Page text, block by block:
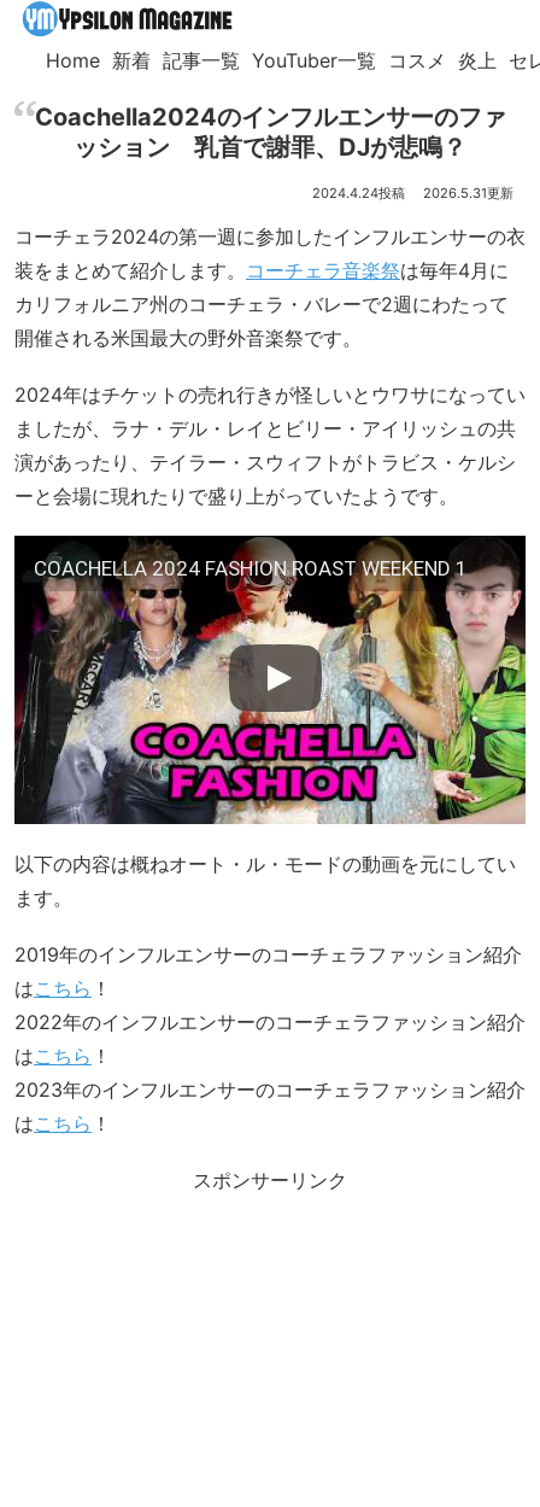
Home 新着 記事一覧 YouTuber一覧 コスメ 炎上 セ
Coachella2024のインフルエンサーのファ
ッション 乳首で謝罪、DJが悲鳴？
2024.4.24 2026.5.31
コーチェラ2024の第一週に参加したインフルエンサーの衣
装をまとめて紹介します。 コーチェラ音楽祭は毎年4月に
カリフォルニア州のコーチェラ・バレーで2週にわたって
開催される米国最大の野外音楽祭です。
2024年はチケットの売れ行きが怪しいとウワサになってい
ましたが、ラナ・デル・レイとビリー・アイリッシュの共
演があったり、テイラー・スウィフトがトラビス・ケルシ
ーと会場に現れたりで盛り上がっていたようです。
COACHELLA 2024 FASHION ROAST WEEKEND 1
以下の内容は概ねオート・ル・モードの動画を元にしてい
ます。
2019年のインフルエンサーのコーチェラファッション紹介
はこちら ！
2022年のインフルエンサーのコーチェラファッション紹介
はこちら ！
2023年のインフルエンサーのコーチェラファッション紹介
はこちら ！
スポンサーリンク